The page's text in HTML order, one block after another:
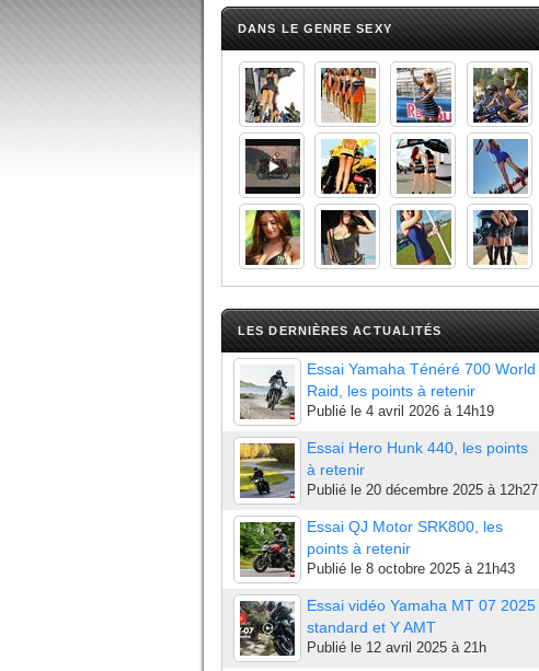
DANS LE GENRE SEXY
LES DERNIÈRES ACTUALITÉS
Essai Yamaha Ténéré 700 World
Raid, les points à retenir
Publié le 4 avril 2026 à 14h19
Essai Hero Hunk 440, les points
à retenir
Publié le 20 décembre 2025 à 12h27
Essai QJ Motor SRK800, les
points à retenir
Publié le 8 octobre 2025 à 21h43
Essai vidéo Yamaha MT 07 2025
standard et Y AMT
Publié le 12 avril 2025 à 21h